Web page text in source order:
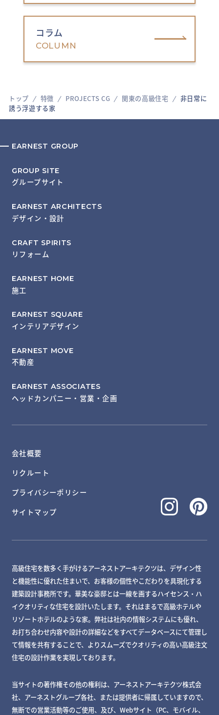
トップ 特徴 PROJECTS CG 関東の高級住宅
非日常に
誘う浮遊する家
コラム
COLUMN
EARNEST GROUP
GROUP SITE
グループサイト
EARNEST ARCHITECTS
デザイン・設計
CRAFT SPIRITS
リフォーム
EARNEST HOME
施工
EARNEST SQUARE
インテリアデザイン
EARNEST MOVE
不動産
EARNEST ASSOCIATES
ヘッドカンパニー・営業・企画
会社概要
リクルート
プライバシーポリシー
サイトマップ
高級住宅を数多く手がけるアーネストアーキテクツは、デザイン性
と機能性に優れた住まいで、お客様の個性やこだわりを具現化する
建築設計事務所です。華美な豪邸とは一線を画するハイセンス・ハ
イクオリティな住宅を設計いたします。それはまるで高級ホテルや
リゾートホテルのような家。弊社は社内の情報システムにも優れ、
お打ち合わせ内容や設計の詳細などをすべてデータベースにて管理し
て情報を共有することで、よりスムーズでクオリティの高い高級注文
住宅の設計作業を実現しております。
当サイトの著作権その他の権利は、アーネストアーキテクツ株式会
社、アーネストグループ各社、または提供者に帰属していますので、
無断での営業活動等のご使用、及び、Webサイト（PC、モバイル、